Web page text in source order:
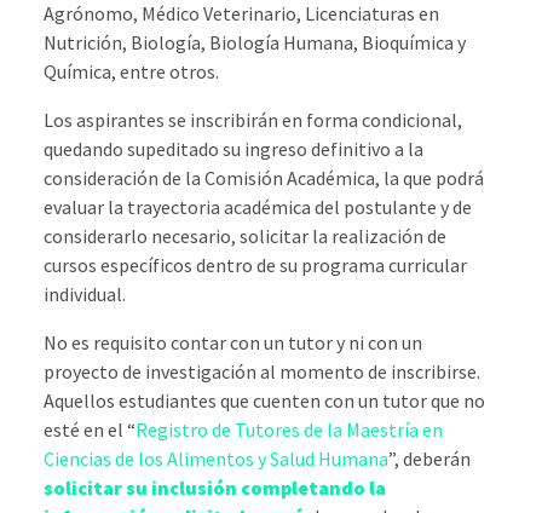
Agrónomo, Médico Veterinario, Licenciaturas en
Nutrición, Biología, Biología Humana, Bioquímica y
Química, entre otros.
Los aspirantes se inscribirán en forma condicional,
quedando supeditado su ingreso definitivo a la
consideración de la Comisión Académica, la que podrá
evaluar la trayectoria académica del postulante y de
considerarlo necesario, solicitar la realización de
cursos específicos dentro de su programa curricular
individual.
No es requisito contar con un tutor y ni con un
proyecto de investigación al momento de inscribirse.
Aquellos estudiantes que cuenten con un tutor que no
esté en el “Registro de Tutores de la Maestría en
Ciencias de los Alimentos y Salud Humana”, deberán
solicitar su inclusión completando la